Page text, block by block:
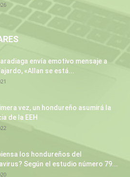
envía emotivo mensaje a
«Allan se está...
vez, un hondureño asumirá la
de la EEH
los hondureños del
Según el estudio número 79...